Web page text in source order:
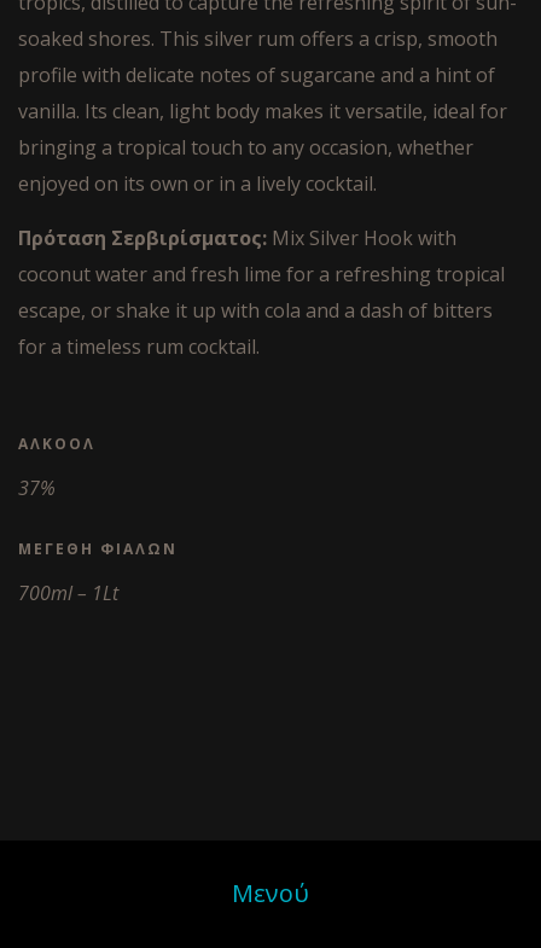
soaked shores. This silver rum offers a crisp, smooth
profile with delicate notes of sugarcane and a hint of
vanilla. Its clean, light body makes it versatile, ideal for
bringing a tropical touch to any occasion, whether
enjoyed on its own or in a lively cocktail.
Πρόταση Σερβιρίσματος: Mix Silver Hook with
coconut water and fresh lime for a refreshing tropical
escape, or shake it up with cola and a dash of bitters
for a timeless rum cocktail.
ΑΛΚΟΌΛ
37%
ΜΕΓΈΘΗ ΦΙΑΛΏΝ
700ml – 1Lt
Μενού